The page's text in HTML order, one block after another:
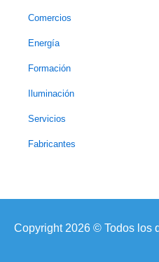
Comercios
Energía
Formación
Iluminación
Servicios
Fabricantes
Copyright 2026 © Todos los